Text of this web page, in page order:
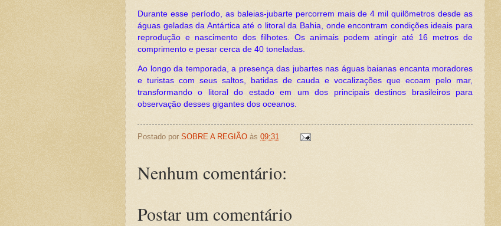
Durante esse período, as baleias-jubarte percorrem mais de 4 mil quilômetros desde as
águas geladas da Antártica até o litoral da Bahia, onde encontram condições ideais para
reprodução e nascimento dos filhotes. Os animais podem atingir até 16 metros de
comprimento e pesar cerca de 40 toneladas.
Ao longo da temporada, a presença das jubartes nas águas baianas encanta moradores
e turistas com seus saltos, batidas de cauda e vocalizações que ecoam pelo mar,
transformando o litoral do estado em um dos principais destinos brasileiros para
observação desses gigantes dos oceanos.
Postado por SOBRE A REGIÃO às 09:31
Nenhum comentário:
Postar um comentário